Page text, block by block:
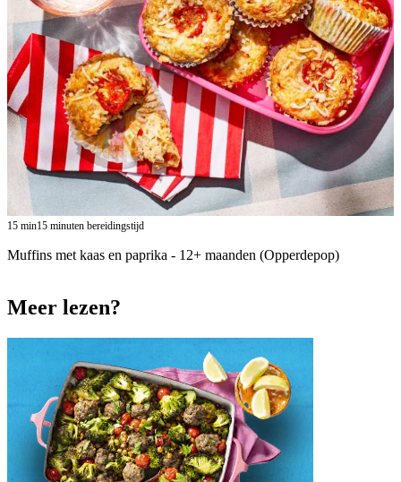
15 min15 minuten bereidingstijd
Muffins met kaas en paprika - 12+ maanden (Opperdepop)​
Meer lezen?